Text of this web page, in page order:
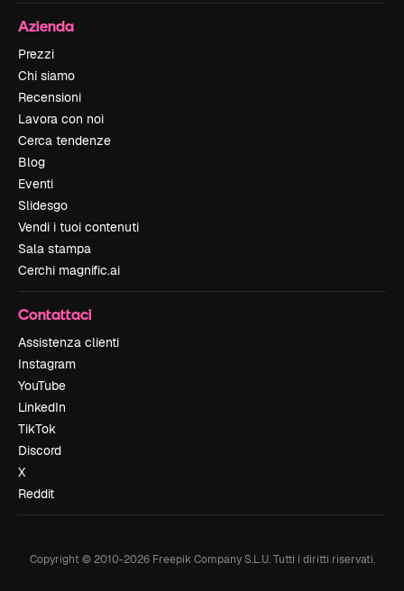
Azienda
Prezzi
Chi siamo
Recensioni
Lavora con noi
Cerca tendenze
Blog
Eventi
Slidesgo
Vendi i tuoi contenuti
Sala stampa
Cerchi magnific.ai
Contattaci
Assistenza clienti
Instagram
YouTube
LinkedIn
TikTok
Discord
X
Reddit
Copyright © 2010-2026Freepik Company S.L.U. Tutti i diritti riservati.